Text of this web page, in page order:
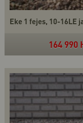
Eke 1 fejes, 10-16LE
164 990